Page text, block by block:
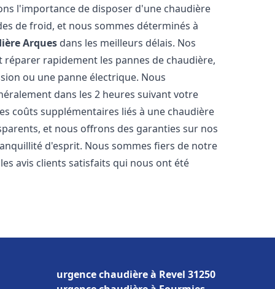
l'importance de disposer d'une chaudière
de froid, et nous sommes déterminés à
Arques dans les meilleurs délais. Nos
rapidement les pannes de chaudière,
ou une panne électrique. Nous
dans les 2 heures suivant votre
coûts supplémentaires liés à une chaudière
et nous offrons des garanties sur nos
d'esprit. Nous sommes fiers de notre
avis clients satisfaits qui nous ont été
urgence chaudière à Revel 31250